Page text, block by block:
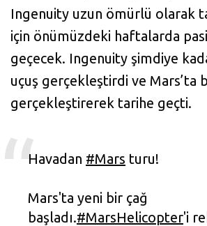
Ingenuity uzun ömürlü olarak
için önümüzdeki haftalarda
geçecek. Ingenuity şimdiye
uçuş gerçekleştirdi ve Mars’ta
gerçekleştirerek tarihe geçti.
Havadan #Mars turu!
Mars'ta yeni bir çağ
başladı.#MarsHelicopter'i